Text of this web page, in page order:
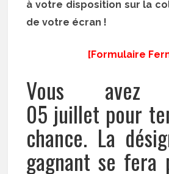
à votre disposition sur la
de votre écran !
[Formulaire
Vous avez
05 juillet pour
chance. La
gagnant se fera